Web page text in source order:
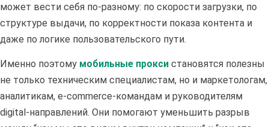
может вести себя по-разному: по скорости загрузки, по
структуре выдачи, по корректности показа контента и
даже по логике пользовательского пути.
Именно поэтому мобильные прокси становятся полезны
не только техническим специалистам, но и маркетологам,
аналитикам, e-commerce-командам и руководителям
digital-направлений. Они помогают уменьшить разрыв